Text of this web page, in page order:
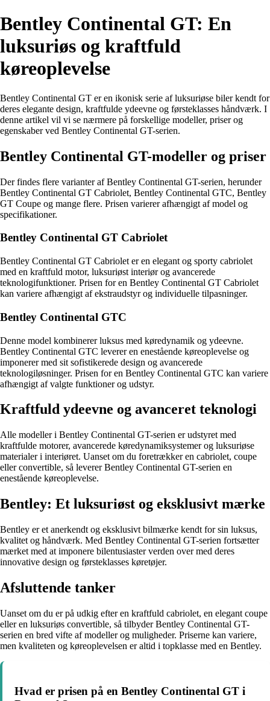
Bentley Continental GT: En
luksuriøs og kraftfuld
køreoplevelse
Bentley Continental GT er en ikonisk serie af luksuriøse biler kendt for
deres elegante design, kraftfulde ydeevne og førsteklasses håndværk. I
denne artikel vil vi se nærmere på forskellige modeller, priser og
egenskaber ved Bentley Continental GT-serien.
Bentley Continental GT-modeller og priser
Der findes flere varianter af Bentley Continental GT-serien, herunder
Bentley Continental GT Cabriolet, Bentley Continental GTC, Bentley
GT Coupe og mange flere. Prisen varierer afhængigt af model og
specifikationer.
Bentley Continental GT Cabriolet
Bentley Continental GT Cabriolet er en elegant og sporty cabriolet
med en kraftfuld motor, luksuriøst interiør og avancerede
teknologifunktioner. Prisen for en Bentley Continental GT Cabriolet
kan variere afhængigt af ekstraudstyr og individuelle tilpasninger.
Bentley Continental GTC
Denne model kombinerer luksus med køredynamik og ydeevne.
Bentley Continental GTC leverer en enestående køreoplevelse og
imponerer med sit sofistikerede design og avancerede
teknologiløsninger. Prisen for en Bentley Continental GTC kan variere
afhængigt af valgte funktioner og udstyr.
Kraftfuld ydeevne og avanceret teknologi
Alle modeller i Bentley Continental GT-serien er udstyret med
kraftfulde motorer, avancerede køredynamiksystemer og luksuriøse
materialer i interiøret. Uanset om du foretrækker en cabriolet, coupe
eller convertible, så leverer Bentley Continental GT-serien en
enestående køreoplevelse.
Bentley: Et luksuriøst og eksklusivt mærke
Bentley er et anerkendt og eksklusivt bilmærke kendt for sin luksus,
kvalitet og håndværk. Med Bentley Continental GT-serien fortsætter
mærket med at imponere bilentusiaster verden over med deres
innovative design og førsteklasses køretøjer.
Afsluttende tanker
Uanset om du er på udkig efter en kraftfuld cabriolet, en elegant coupe
eller en luksuriøs convertible, så tilbyder Bentley Continental GT-
serien en bred vifte af modeller og muligheder. Priserne kan variere,
men kvaliteten og køreoplevelsen er altid i topklasse med en Bentley.
Hvad er prisen på en Bentley Continental GT i